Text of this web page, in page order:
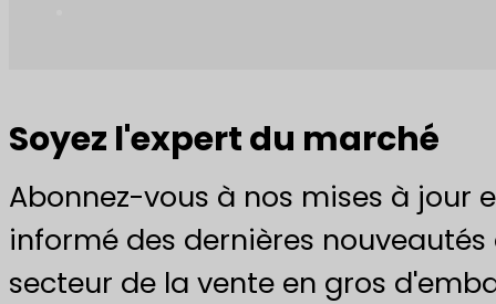
Soyez l'expert du marché
Abonnez-vous à nos mises à jour
informé des dernières nouveautés
secteur de la vente en gros